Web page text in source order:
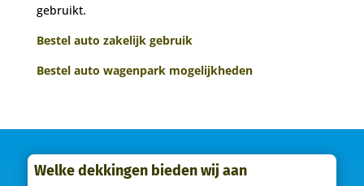
gebruikt.
Bestel auto zakelijk gebruik
Bestel auto wagenpark mogelijkheden
Welke dekkingen bieden wij aan